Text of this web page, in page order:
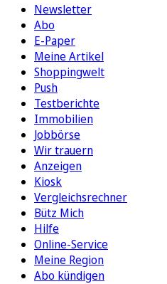
Newsletter
Abo
E-Paper
Meine Artikel
Shoppingwelt
Push
Testberichte
Immobilien
Jobbörse
Wir trauern
Anzeigen
Kiosk
Vergleichsrechner
Bütz Mich
Hilfe
Online-Service
Meine Region
Abo kündigen